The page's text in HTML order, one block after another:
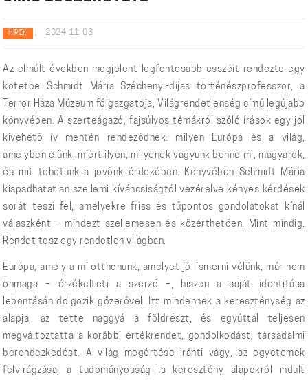
HÍREK 2024-11-08
Az elmúlt években megjelent legfontosabb esszéit rendezte egy
kötetbe Schmidt Mária Széchenyi-díjas történészprofesszor, a
Terror Háza Múzeum főigazgatója, Világrendetlenség című legújabb
könyvében. A szerteágazó, fajsúlyos témákról szóló írások egy jól
kivehető ív mentén rendeződnek: milyen Európa és a világ,
amelyben élünk, miért ilyen, milyenek vagyunk benne mi, magyarok,
és mit tehetünk a jövőnk érdekében. Könyvében Schmidt Mária
kiapadhatatlan szellemi kíváncsiságtól vezérelve kényes kérdések
sorát teszi fel, amelyekre friss és tűpontos gondolatokat kínál
válaszként – mindezt szellemesen és közérthetően. Mint mindig.
Rendet tesz egy rendetlen világban.
Európa, amely a mi otthonunk, amelyet jól ismerni vélünk, már nem
önmaga – érzékelteti a szerző –, hiszen a saját identitása
lebontásán dolgozik gőzerővel. Itt mindennek a kereszténység az
alapja, az tette naggyá a földrészt, és egyúttal teljesen
megváltoztatta a korábbi értékrendet, gondolkodást, társadalmi
berendezkedést. A világ megértése iránti vágy, az egyetemek
felvirágzása, a tudományosság is keresztény alapokról indult